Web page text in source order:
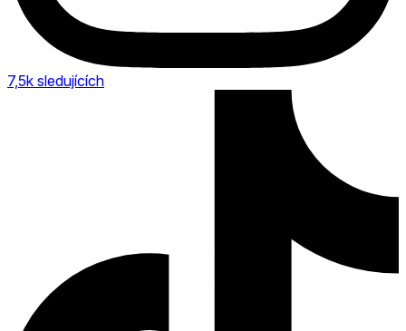
7,5k sledujících